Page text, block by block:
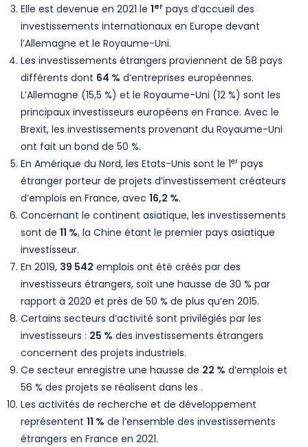
Elle est devenue en 2021 le 1er pays d’accueil des
investissements internationaux en Europe devant
l’Allemagne et le Royaume-Uni.
Les investissements étrangers proviennent de 58 pays
différents dont 64 % d’entreprises européennes.
L’Allemagne (15,5 %) et le Royaume-Uni (12 %) sont les
principaux investisseurs européens en France. Avec le
Brexit, les investissements provenant du Royaume-Uni
ont fait un bond de 50 %.
En Amérique du Nord, les Etats-Unis sont le 1er pays
étranger porteur de projets d’investissement créateurs
d’emplois en France, avec 16,2 %.
Concernant le continent asiatique, les investissements
sont de 11 %, la Chine étant le premier pays asiatique
investisseur.
En 2019, 39 542 emplois ont été créés par des
investisseurs étrangers, soit une hausse de 30 % par
rapport à 2020 et près de 50 % de plus qu’en 2015.
Certains secteurs d’activité sont privilégiés par les
investisseurs : 25 % des investissements étrangers
concernent des projets industriels.
Ce secteur enregistre une hausse de 22 % d’emplois et
56 % des projets se réalisent dans les .
Les activités de recherche et de développement
représentent 11 % de l’ensemble des investissements
étrangers en France en 2021.